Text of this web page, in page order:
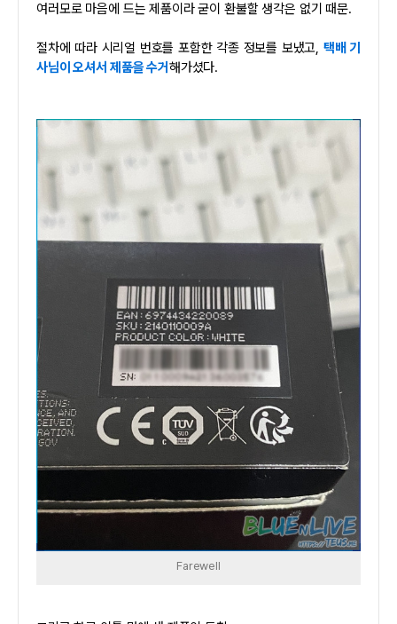
여러모로 마음에 드는 제품이라 굳이 환불할 생각은 없기 때문.
절차에 따라 시리얼 번호를 포함한 각종 정보를 보냈고, 택배 기
사님이 오셔서 제품을 수거 해가셨다.
Farewell